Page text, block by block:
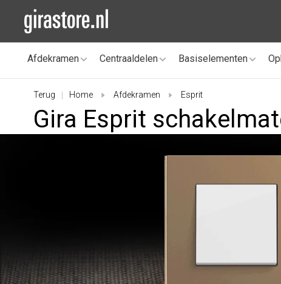
Afdekramen Centraaldelen Basiselementen
Terug Home Afdekramen Esprit
Gira Esprit